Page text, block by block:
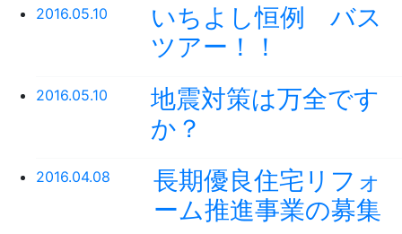
2016.05.10
いちよし恒例 バス
ツアー！！
2016.05.10
地震対策は万全です
か？
2016.04.08
長期優良住宅リフォ
ーム推進事業の募集